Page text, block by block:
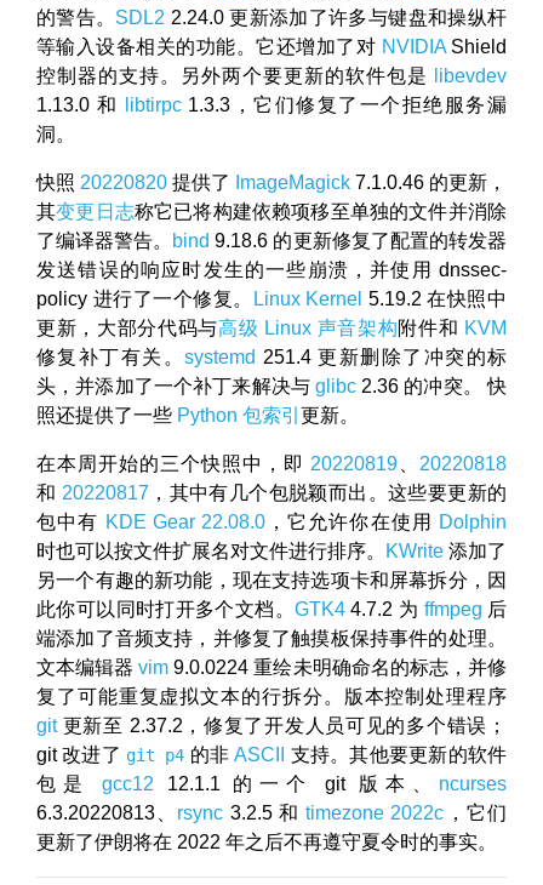
的警告。 SDL2 2.24.0 更新添加了许多与键盘和操纵杆
等输入设备相关的功能。它还增加了对 NVIDIAShield
控制器的支持。另外两个要更新的软件包是
libevdev
1.13.0 和
libtirpc1.3.3，它们修复了一个拒绝服务漏
洞。
快照 20220820 提供了 ImageMagick 7.1.0.46 的更新，
其变更日志称它已将构建依赖项移至单独的文件并消除
了编译器警告。 bind 9.18.6 的更新修复了配置的转发器
发送错误的响应时发生的一些崩溃，并使用 dnssec-
policy 进行了一个修复。
Linux Kernel 5.19.2 在快照中
更新，大部分代码与高级 Linux 声音架构附件和 KVM
修复补丁有关。systemd 251.4 更新删除了冲突的标
头，并添加了一个补丁来解决与glibc 2.36 的冲突。 快
照还提供了一些 Python 包索引 更新。
在本周开始的三个快照中，即 20220819
20220818
和 20220817 ，其中有几个包脱颖而出。这些要更新的
包中有 KDE Gear 22.08.0，它允许你在使用
Dolphin
时也可以按文件扩展名对文件进行排序。
KWrite 添加了
另一个有趣的新功能，现在支持选项卡和屏幕拆分，因
此你可以同时打开多个文档。GTK4 4.7.2 为 ffmpeg 后
端添加了音频支持，并修复了触摸板保持事件的处理。
文本编辑器vim 9.0.0224 重绘未明确命名的标志，并修
复了可能重复虚拟文本的行拆分。版本控制处理程序
git更新至 2.37.2，修复了开发人员可见的多个错误；
git 改进了 git p4 的非ASCII
支持。其他要更新的软件
包是gcc12 12.1.1 的一个 git 版本、 ncurses
6.3.20220813、 rsync 3.2.5 和timezone 2022c ，它们
更新了伊朗将在 2022 年之后不再遵守夏令时的事实。